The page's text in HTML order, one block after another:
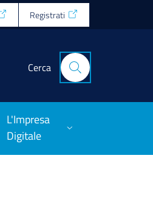
Registrati
Cerca
L'Impresa
Digitale